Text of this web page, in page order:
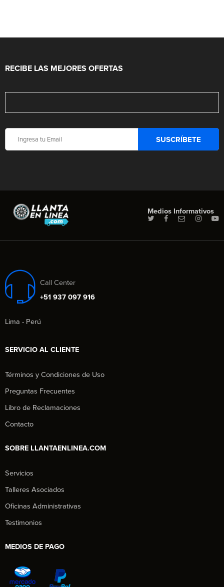
RECIBE LAS MEJORES OFERTAS
Medios Informativos
Call Center
+51 937 097 916
Lima - Perú
SERVICIO AL CLIENTE
Términos y Condiciones de Uso
Preguntas Frecuentes
Libro de Reclamaciones
Contacto
SOBRE LLANTAENLINEA.COM
Servicios
Talleres Asociados
Oficinas Administrativas
Testimonios
MEDIOS DE PAGO